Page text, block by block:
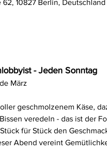
10827 Berlin, Deutschland
- Jeden Sonntag
März
geschmolzenem Käse,
veredeln - das ist der
für Stück den
Abend vereint